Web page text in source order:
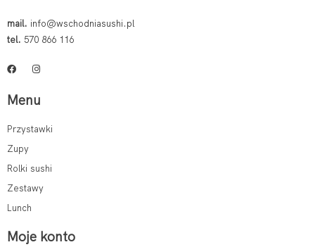
mail. info@wschodniasushi.pl
tel. 570 866 116
Menu
Przystawki
Zupy
Rolki sushi
Zestawy
Lunch
Moje konto